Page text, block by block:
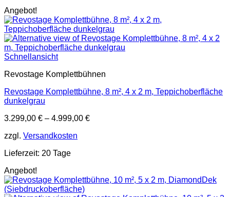
Angebot!
Schnellansicht
Revostage Komplettbühnen
Revostage Komplettbühne, 8 m², 4 x 2 m, Teppichoberfläche
dunkelgrau
3.299,00 € – 4.999,00 €
zzgl. Versandkosten
Lieferzeit: 20 Tage
Angebot!